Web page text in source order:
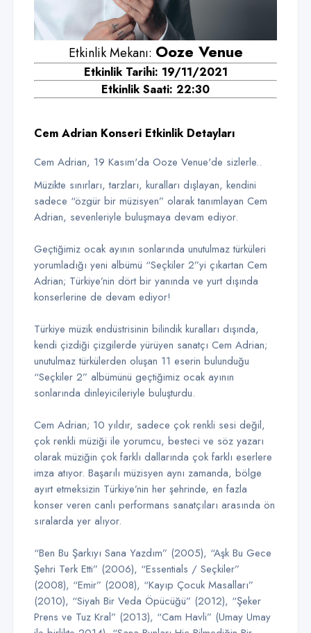
Etkinlik Mekanı: Ooze Venue
Etkinlik Tarihi: 19/11/2021
Etkinlik Saati: 22:30
Cem Adrian Konseri Etkinlik Detayları
Cem Adrian, 19 Kasım'da Ooze Venue'de sizlerle..
Müzikte sınırları, tarzları, kuralları dışlayan, kendini
sadece “özgür bir müzisyen” olarak tanımlayan Cem
Adrian, sevenleriyle buluşmaya devam ediyor.
Geçtiğimiz ocak ayının sonlarında unutulmaz türküleri
yorumladığı yeni albümü “Seçkiler 2”yi çıkartan Cem
Adrian; Türkiye’nin dört bir yanında ve yurt dışında
konserlerine de devam ediyor!
Türkiye müzik endüstrisinin bilindik kuralları dışında,
kendi çizdiği çizgilerde yürüyen sanatçı Cem Adrian;
unutulmaz türkülerden oluşan 11 eserin bulunduğu
“Seçkiler 2” albümünü geçtiğimiz ocak ayının
sonlarında dinleyicileriyle buluşturdu.
Cem Adrian; 10 yıldır, sadece çok renkli sesi değil,
çok renkli müziği ile yorumcu, besteci ve söz yazarı
olarak müziğin çok farklı dallarında çok farklı eserlere
imza atıyor. Başarılı müzisyen aynı zamanda, bölge
ayırt etmeksizin Türkiye’nin her şehrinde, en fazla
konser veren canlı performans sanatçıları arasında ön
sıralarda yer alıyor.
“Ben Bu Şarkıyı Sana Yazdım” (2005), “Aşk Bu Gece
Şehri Terk Etti” (2006), “Essentials / Seçkiler”
(2008), “Emir” (2008), “Kayıp Çocuk Masalları”
(2010), “Siyah Bir Veda Öpücüğü” (2012), “Şeker
Prens ve Tuz Kral” (2013), “Cam Havli” (Umay Umay